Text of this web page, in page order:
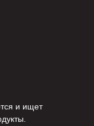
и ищет